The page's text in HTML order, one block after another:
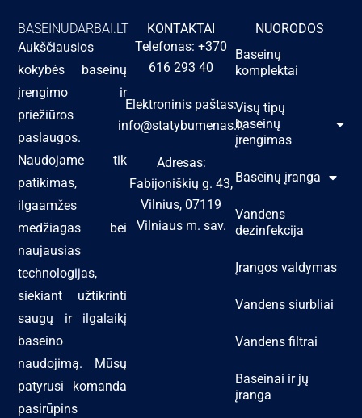
BASEINUDARBAI.LT
Aukščiausios
kokybės baseinų
įrengimo ir
priežiūros
paslaugos.
Naudojame tik
patikimas,
ilgaamžes
medžiagas bei
naujausias
technologijas,
siekiant užtikrinti
saugų ir ilgalaikį
baseino
naudojimą. Mūsų
patyrusi komanda
pasirūpins
KONTAKTAI
Telefonas: +370
616 293 40
Elektroninis paštas:
info@statybumenas.lt
Adresas:
Fabijoniškių g. 43,
Vilnius, 07119
Vilniaus m. sav.
NUORODOS
Baseinų
komplektai
Visų tipų
baseinų
įrengimas
Baseinų įranga
Vandens
dezinfekcija
Įrangos valdymas
Vandens siurbliai
Vandens filtrai
Baseinai ir jų
įranga